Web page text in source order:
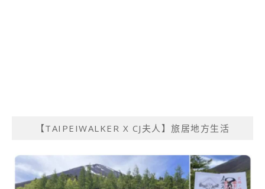
【TAIPEIWALKER X CJ夫人】旅居地方生活